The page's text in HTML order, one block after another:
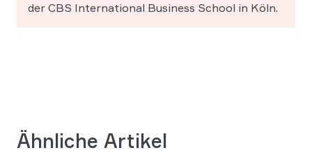
der CBS International Business School in Köln.
Ähnliche Artikel